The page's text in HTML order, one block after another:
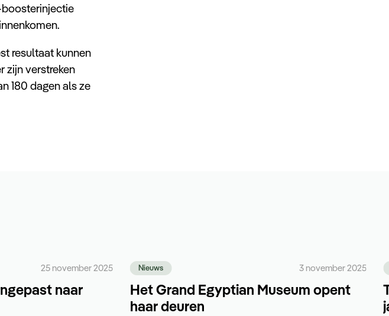
boosterinjectie
resultaat kunnen
zijn verstreken
180 dagen als ze
25 november 2025
naar
Nieuws 3 november 2025
Het Grand Egyptian Museum opent
haar deuren